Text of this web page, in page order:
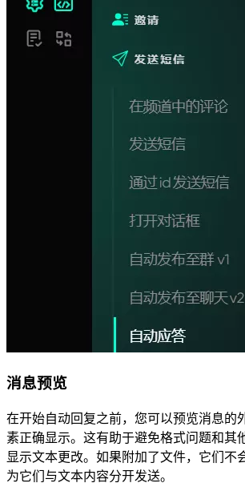
消息预览
在开始自动回复之前，您可以预览消息的
素正确显示。这有助于避免格式问题和其
显示文本更改。如果附加了文件，它们不
为它们与文本内容分开发送。